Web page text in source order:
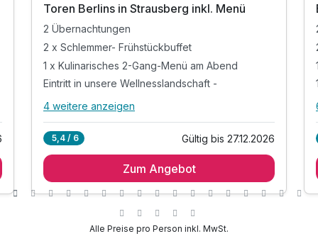
Toren Berlins in Strausberg inkl. Menü
2 Übernachtungen
2 x Schlemmer- Frühstückbuffet
1 x Kulinarisches 2-Gang-Menü am Abend
Eintritt in unsere Wellnesslandschaft -
Alle Inklusivleistungen
2 x Schlemmer- Frühstückbuffet
1 x Kulinarisches 2-Gang-Menü am Abend
inkl. Erholungszeit in unserem Pool
4 weitere anzeigen
5,4 / 6 Gültig bis 27.12.2026
Zum Angebot
Alle Preise pro Person inkl. MwSt.